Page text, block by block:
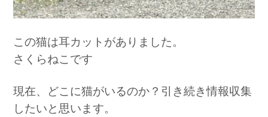
この猫は耳カットがありました。
さくらねこです
現在、どこに猫がいるのか？引き続き情報収集
したいと思います。